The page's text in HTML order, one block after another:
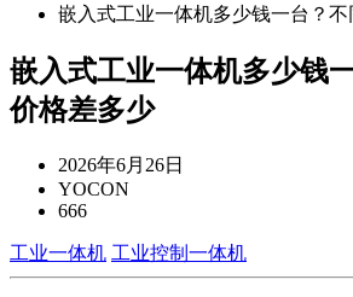
嵌入式工业一体机多少钱一台？
嵌入式工业一体机多少钱
价格差多少
2026年6月26日
YOCON
666
工业一体机 工业控制一体机